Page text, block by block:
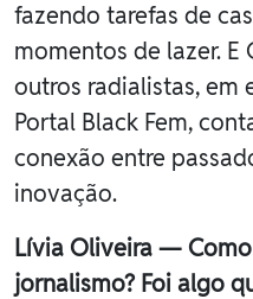
fazendo tarefas de
momentos de lazer.
outros radialistas, em
Portal Black Fem,
conexão entre
inovação.
Lívia Oliveira —
jornalismo? Foi algo